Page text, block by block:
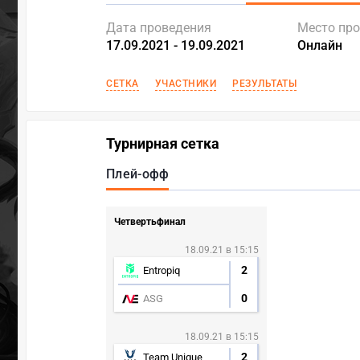
Дата проведения
17.09.2021 - 19.09.2021
Место
Онлайн
СЕТКА УЧАСТНИКИ РЕЗУЛЬТАТЫ
Турнирная сетка
Плей-офф
Четвертьфинал
18.09.21 в 15:15
Entropiq 2
ASG 0
18.09.21 в 15:15
Team Unique 2